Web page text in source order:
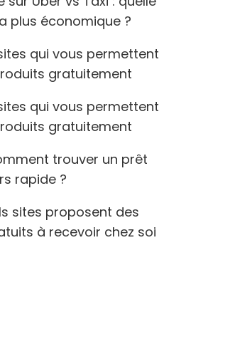
plus économique ?
qui vous permettent
gratuitement
qui vous permettent
gratuitement
trouver un prêt
rapide ?
sites proposent des
à recevoir chez soi